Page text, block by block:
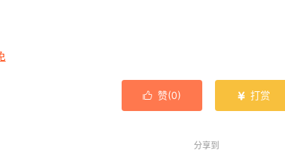
 赞(0)  打赏
分享到